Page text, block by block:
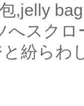
,jelly bag
へスクロ
紛らわ